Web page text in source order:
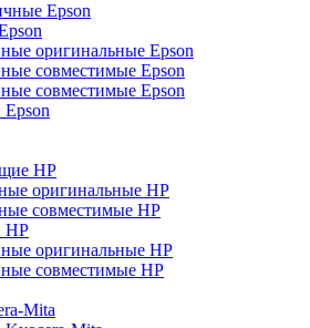
Epson
оригинальные Epson
совместимые Epson
совместимые Epson
HP
оригинальные HP
совместимые HP
HP
оригинальные HP
совместимые HP
Mita